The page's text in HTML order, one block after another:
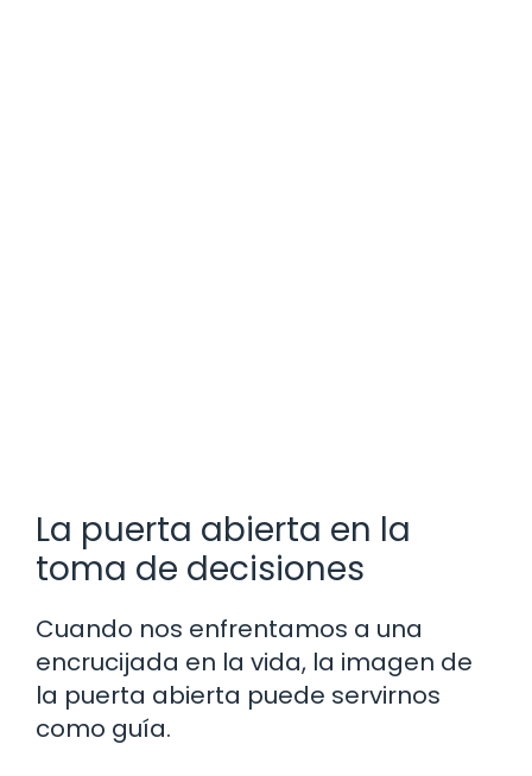
La puerta abierta en la
toma de decisiones
Cuando nos enfrentamos a una
encrucijada en la vida, la imagen de
la puerta abierta puede servirnos
como guía.